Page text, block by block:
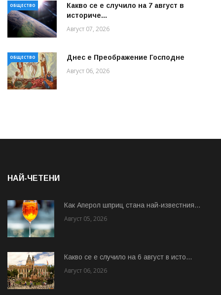
ОБЩЕСТВО
Какво се е случило на 7 август в
историче...
Август 07, 2026
ОБЩЕСТВО Днес е Преображение Господне
Август 06, 2026
НАЙ-ЧЕТЕНИ
Как Аперол шприц стана най-известния...
Август 05, 2026
Какво се е случило на 6 август в исто...
Август 06, 2026